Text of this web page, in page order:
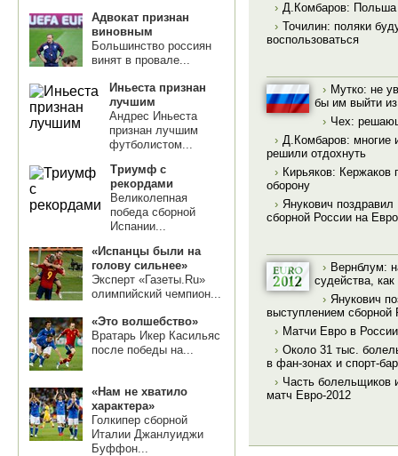
Адвокат признан
виновным
Большинство россиян
винят в провале...
Иньеста признан
лучшим
Андрес Иньеста
признан лучшим
футболистом...
Триумф с
рекордами
Великолепная
победа сборной
Испании...
«Испанцы были на
голову сильнее»
Эксперт «Газеты.Ru»
олимпийский чемпион...
«Это волшебство»
Вратарь Икер Касильяс
после победы на...
«Нам не хватило
характера»
Голкипер сборной
Италии Джанлуиджи
Буффон...
› Д.Комбаров: Польша
› Точилин: поляки
воспользоваться
› Мутко: не
бы им выйти
› Чех:
› Д.Комбаров: многие
решили отдохнуть
› Кирьяков:
оборону
› Янукович
сборной России на Евро
› Вернблум:
судейства,
› Янукович
выступлением сборной
› Матчи Евро в
› Около 31 тыс.
в фан-зонах и спорт-
› Часть болельщиков
матч Евро-2012